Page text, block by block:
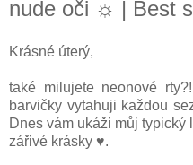
nude oči ☼ | Best
Krásné úterý,
také milujete neonové
barvičky vytahuji každou
Dnes vám ukáži můj
zářivé krásky ♥.